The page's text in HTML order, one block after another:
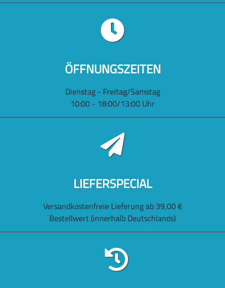
ÖFFNUNGSZEITEN
Dienstag - Freitag/Samstag
10:00 - 18:00/13:00 Uhr
LIEFERSPECIAL
Versandkostenfreie Lieferung ab 39,00 €
Bestellwert (innerhalb Deutschlands)